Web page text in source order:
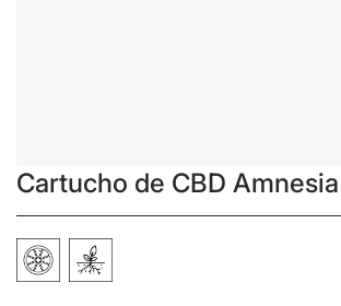
Cartucho de CBD Amnesia